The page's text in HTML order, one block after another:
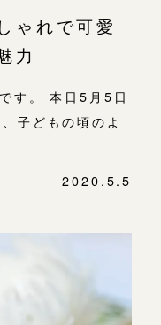
ゃれで可愛
力
す。 本日5月5日
子どもの頃のよ
2020.5.5